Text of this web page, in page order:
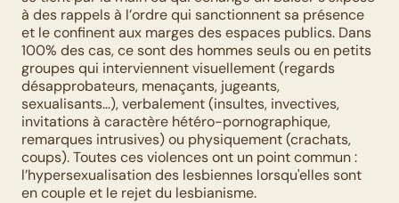
à des rappels à l’ordre qui sanctionnent sa présence
et le confinent aux marges des espaces publics. Dans
100% des cas, ce sont des hommes seuls ou en petits
groupes qui interviennent visuellement (regards
désapprobateurs, menaçants, jugeants,
sexualisants…), verbalement (insultes, invectives,
invitations à caractère hétéro-pornographique,
remarques intrusives) ou physiquement (crachats,
coups). Toutes ces violences ont un point commun :
l’hypersexualisation des lesbiennes lorsqu'elles sont
en couple et le rejet du lesbianisme.